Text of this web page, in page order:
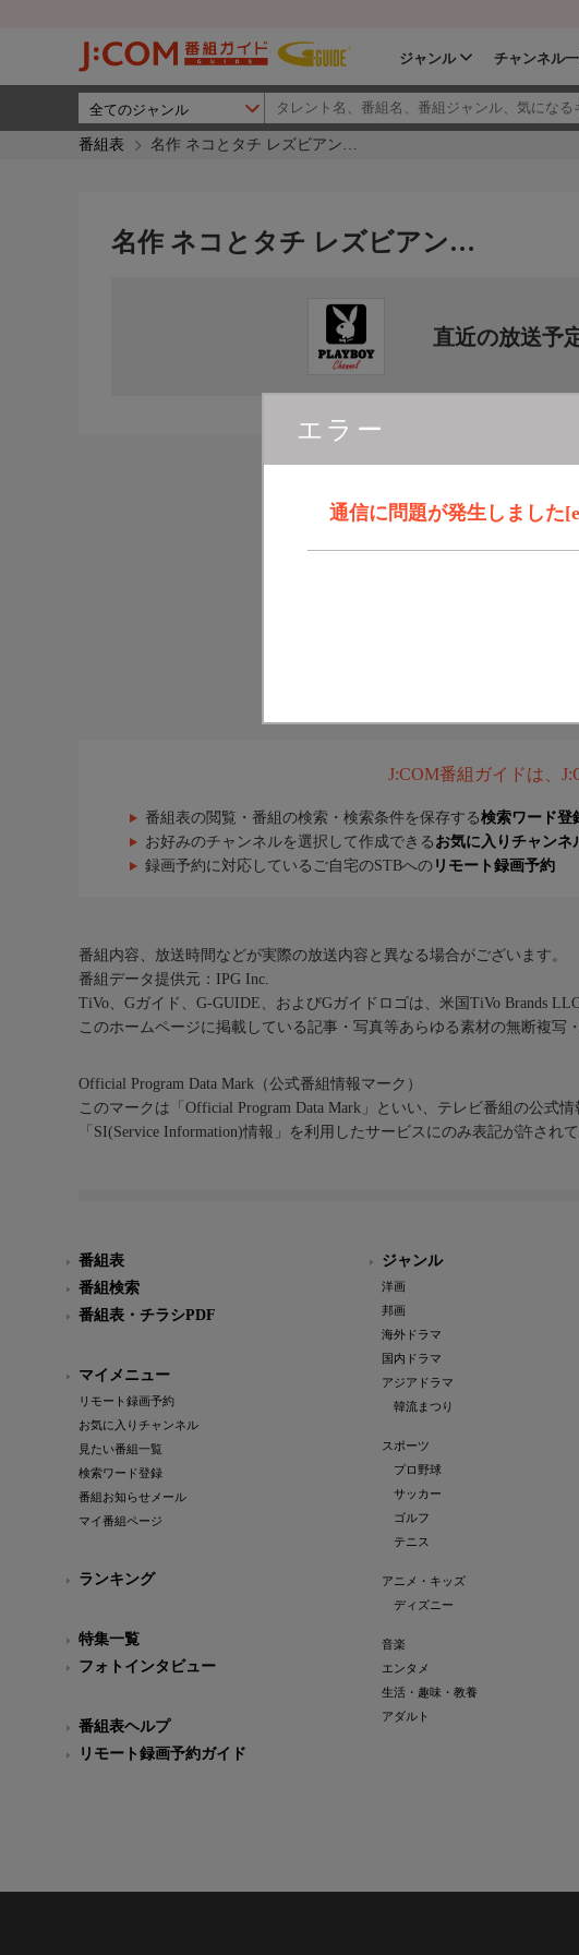
ジャンル チャンネル
番組表 名作 ネコとタチ レズビアン…
エラー
通信に問題が発生しました
名作 ネコとタチ レズビアン…
直近の放送予
J:COM番組ガイドは、
番組表の閲覧・番組の検索・検索条件を保存する検索ワード登
お好みのチャンネルを選択して作成できる お気に入りチャンネ
録画予約に対応しているご自宅のSTBへの リモート録画予約
番組内容、放送時間などが実際の放送内容と異なる場合がございます。
番組データ提供元：IPG Inc.
TiVo、Gガイド、G-GUIDE、およびGガイドロゴは、米国TiVo Brands
このホームページに掲載している記事・写真等あらゆる素材の無断複写
Official Program Data Mark（公式番組情報マーク）
このマークは「Official Program Data Mark」といい、テレビ番組の公式情
「SI(Service Information)情報」を利用したサービスにのみ表記が許され
番組表
番組検索
番組表・チラシPDF
マイメニュー
リモート録画予約
お気に入りチャンネル
見たい番組一覧
検索ワード登録
番組お知らせメール
マイ番組ページ
ランキング
特集一覧
フォトインタビュー
番組表ヘルプ
リモート録画予約ガイド
ジャンル
洋画
邦画
海外ドラマ
国内ドラマ
アジアドラマ
韓流まつり
スポーツ
プロ野球
サッカー
ゴルフ
テニス
アニメ・キッズ
ディズニー
音楽
エンタメ
生活・趣味・教養
アダルト